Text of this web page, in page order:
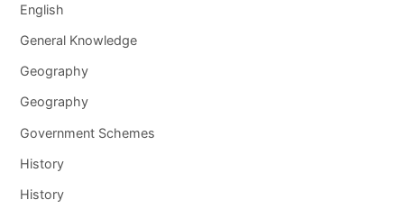
English
General Knowledge
Geography
Geography
Government Schemes
History
History